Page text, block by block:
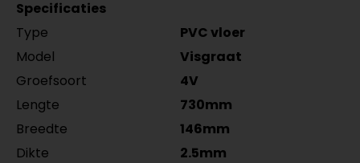
5555.0725.19
RAL9016 gelakt 5554.1211.19
per lengte: mm, € 21,95 p/st
Specificaties
Type
PVC vloer
Model
Visgraat
Groefsoort
4V
Lengte
730mm
Breedte
146mm
Dikte
2.5mm